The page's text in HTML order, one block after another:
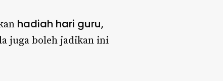
hadiah hari guru,
juga boleh jadikan ini